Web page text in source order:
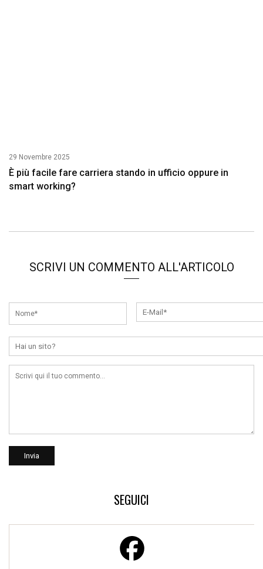
29 Novembre 2025
È più facile fare carriera stando in ufficio oppure in
smart working?
SCRIVI UN COMMENTO ALL'ARTICOLO
SEGUICI